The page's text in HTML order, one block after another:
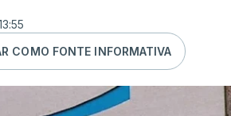
COMO FONTE INFORMATIVA